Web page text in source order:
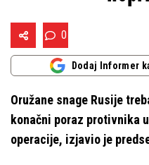
0
Dodaj Informer
Oružane snage Rusije
konačni poraz protivnika
operacije, izjavio je